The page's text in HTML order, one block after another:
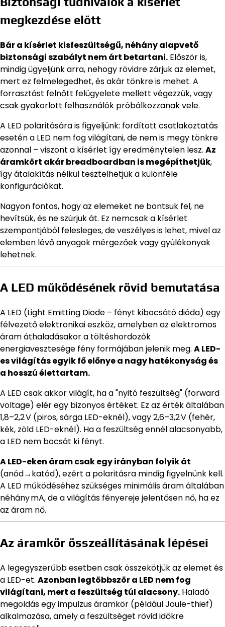
megkezdése előtt
Bár a kísérlet kisfeszültségű, néhány alapvető
biztonsági szabályt nem árt betartani. Először is,
mindig ügyeljünk arra, nehogy rövidre zárjuk az elemet,
mert ez felmelegedhet, és akár tönkre is mehet. A
forrasztást felnőtt felügyelete mellett végezzük, vagy
csak gyakorlott felhasználók próbálkozzanak vele.
A LED polaritására is figyeljünk: fordított csatlakoztatás
esetén a LED nem fog világítani, de nem is megy tönkre
azonnal – viszont a kísérlet így eredménytelen lesz. Az
áramkört akár breadboardban is megépíthetjük,
így átalakítás nélkül tesztelhetjük a különféle
konfigurációkat.
Nagyon fontos, hogy az elemeket ne bontsuk fel, ne
hevítsük, és ne szúrjuk át. Ez nemcsak a kísérlet
szempontjából felesleges, de veszélyes is lehet, mivel az
elemben lévő anyagok mérgezőek vagy gyúlékonyak
lehetnek.
A LED működésének rövid bemutatása
A LED (Light Emitting Diode – fényt kibocsátó dióda) egy
félvezető elektronikai eszköz, amelyben az elektromos
áram áthaladásakor a töltéshordozók
energiavesztesége fény formájában jelenik meg. A LED-
es világítás egyik fő előnye a nagy hatékonyság és
a hosszú élettartam.
A LED csak akkor világít, ha a "nyitó feszültség" (forward
voltage) elér egy bizonyos értéket. Ez az érték általában
1,8–2,2 V (piros, sárga LED-eknél), vagy 2,6–3,2 V (fehér,
kék, zöld LED-eknél). Ha a feszültség ennél alacsonyabb,
a LED nem bocsát ki fényt.
A LED-eken áram csak egy irányban folyik át
(anód→katód), ezért a polaritásra mindig figyelnünk kell.
A LED működéséhez szükséges minimális áram általában
néhány mA, de a világítás fényereje jelentősen nő, ha ez
az áram nő.
Az áramkör összeállításának lépései
A legegyszerűbb esetben csak összekötjük az elemet és
a LED-et. Azonban legtöbbször a LED nem fog
világítani, mert a feszültség túl alacsony. Haladó
megoldás egy impulzus áramkör (például Joule-thief)
alkalmazása, amely a feszültséget rövid időkre